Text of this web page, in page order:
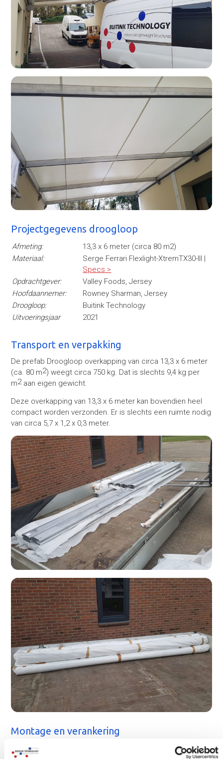
Projectgegevens droogloop
Afmeting:
13,3 x 6 meter (circa 80 m2)
Materiaal:
Serge Ferrari Flexlight-XtremTX30-III |
Specs >
Opdrachtgever:
Valley Foods, Jersey
Hoofdaannemer:
Rowney Sharman, Jersey
Droogloop:
Buitink Technology
Uitvoeringsjaar
2021
Transport en verpakking
De prefab Droogloop overkapping van circa 13,3 x 6 meter
(ca. 80 m2) weegt circa 750 kg. Dat is slechts 9,4 kg per
m2aan eigen gewicht.
Deze overkapping van 13,3 x 6 meter kan bovendien heel
compact worden verzonden. Er is slechts een ruimte nodig
van circa 5,7 x 1,2 x 0,3 meter.
Montage en verankering
Naast de droogloop zelf, kunnen wij ook alle